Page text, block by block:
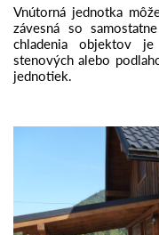
Vnútorná jednotka
závesná so
chladenia objektov
stenových alebo
jednotiek.